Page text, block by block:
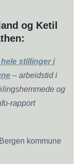
og Ketil
stillinger i
– arbeidstid i
og
rapport
kommune